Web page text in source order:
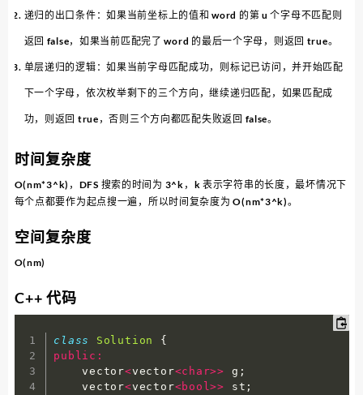
递归的出口条件：如果当前坐标上的值和 word 的第 u 个字母不匹配则
返回 false，如果当前匹配完了 word 的最后一个字母，则返回 true。
单层递归的逻辑：如果当前字母匹配成功，则标记已访问，并开始匹配
下一个字母，依次枚举剩下的三个方向，继续递归匹配，如果匹配成
功，则返回 true，否则三个方向都匹配失败返回 false。
时间复杂度
O(nm*3^k)，DFS 搜索的时间为 3^k，k 表示字符串的长度，最坏情况下
每个点都要作为起点搜一遍，所以时间复杂度为 O(nm*3^k)。
空间复杂度
O(nm)
C++ 代码
class Solution
{
public :
    vector
<vector<char>> g ;
    vector
<vector<bool>> st ;